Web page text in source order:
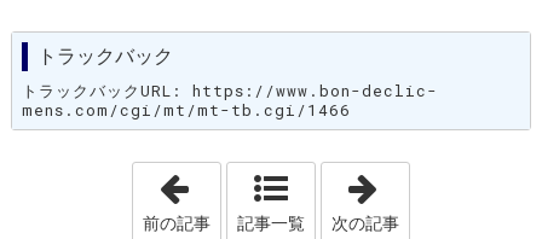
トラックバック
トラックバックURL: https://www.bon-declic-
mens.com/cgi/mt/mt-tb.cgi/1466
「知らないと損をする！女心！」
前の記事 記事一覧 次の記事